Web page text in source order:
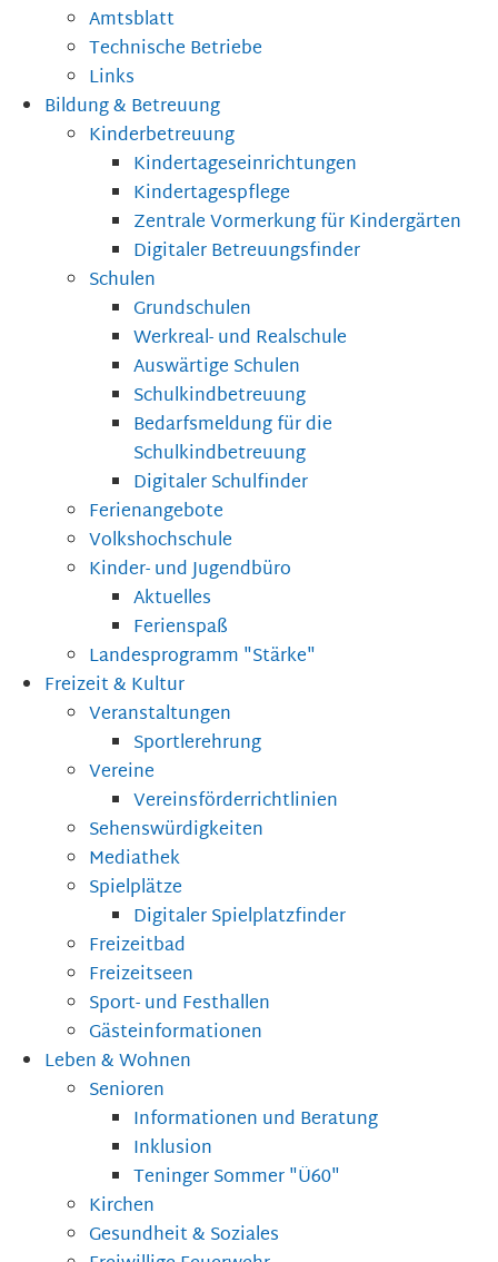
Amtsblatt
Technische Betriebe
Links
Bildung & Betreuung
Kinderbetreuung
Kindertageseinrichtungen
Kindertagespflege
Zentrale Vormerkung für Kindergärten
Digitaler Betreuungsfinder
Schulen
Grundschulen
Werkreal- und Realschule
Auswärtige Schulen
Schulkindbetreuung
Bedarfsmeldung für die
Schulkindbetreuung
Digitaler Schulfinder
Ferienangebote
Volkshochschule
Kinder- und Jugendbüro
Aktuelles
Ferienspaß
Landesprogramm "Stärke"
Freizeit & Kultur
Veranstaltungen
Sportlerehrung
Vereine
Vereinsförderrichtlinien
Sehenswürdigkeiten
Mediathek
Spielplätze
Digitaler Spielplatzfinder
Freizeitbad
Freizeitseen
Sport- und Festhallen
Gästeinformationen
Leben & Wohnen
Senioren
Informationen und Beratung
Inklusion
Teninger Sommer "Ü60"
Kirchen
Gesundheit & Soziales